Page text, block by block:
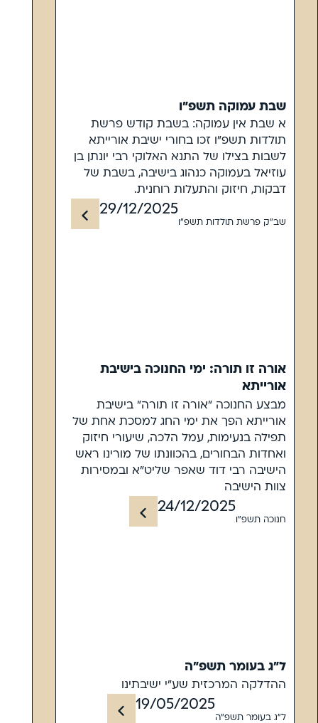
שבת עמוקה תשפ"ו
א שבת אין עמוקה: בשבת קודש פרשת
תולדות תשפ"ו זכו בחורי ישיבת אורייתא
לשבות בצילו של התנא האלוקי רבי יונתן בן
עוזיאל בעמוקה כנהוג בישיבה, בשבת של
דבקות, חיזוק והתעלות רוחנית.
שב"ק פרשת תולדות תשפ"ו
29/12/2025
אורה זו תורה: ימי החנוכה בישיבת
אורייתא
מבצע החנוכה ״אורה זו תורה״ בישיבת
אורייתא הפך את ימי החג למסכת אחת של
תפילה בנעימות, עמל הלכה, שיעורי חיזוק
ואחדות הבחורים, בהכוונתו של מורינו ראש
הישיבה רבי דוד שאפר שליט"א ובמסירות
צוות הישיבה
חנוכה תשפ"ו
24/12/2025
ל"ג בעומר תשפ"ה
ההדלקה המרכזית שע"י ישיבתינו
ל"ג בעומר תשפ"ה
19/05/2025